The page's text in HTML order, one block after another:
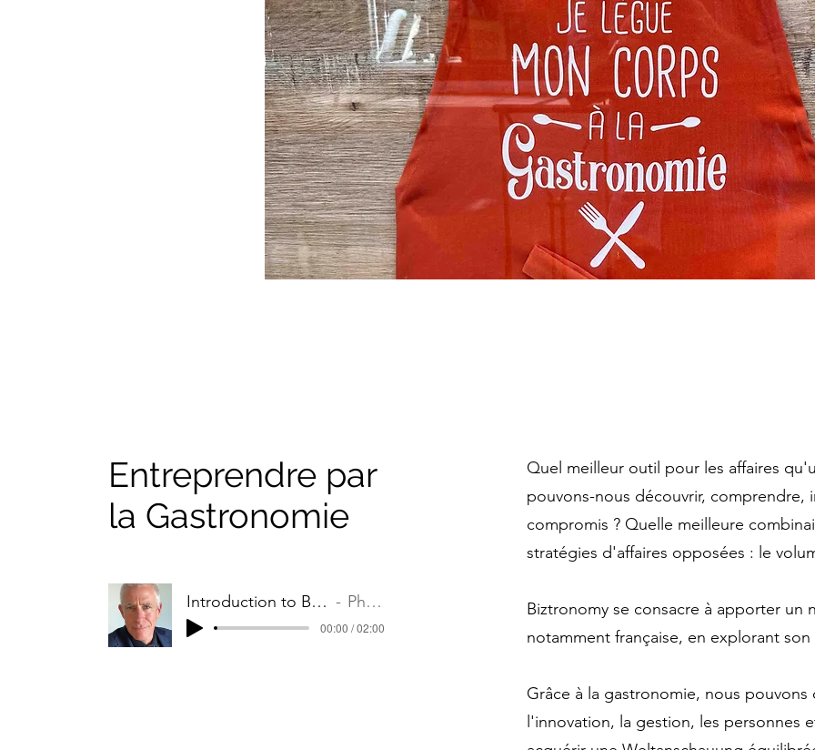
Entreprendre par
la Gastronomie
Introduction to Biztronomy Philippe
00:00 / 02:00
Quel meilleur outil pour les affaires
pouvons-nous découvrir, comprendre,
compromis ? Quelle meilleure
stratégies d'affaires opposées : le
Biztronomy se consacre à apporter un
notamment française, en explorant
Grâce à la gastronomie, nous
l'innovation, la gestion, les personnes